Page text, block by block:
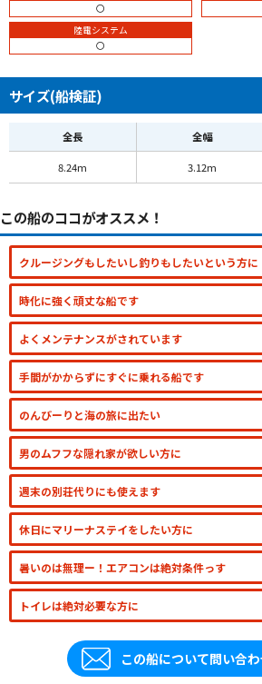
〇
陸電システム
〇
サイズ(船検証)
全長 全幅
8.24m 3.12m
この船のココがオススメ！
クルージングもしたいし釣りもしたいという方に
時化に強く頑丈な船です
よくメンテナンスがされています
手間がかからずにすぐに乗れる船です
のんびーりと海の旅に出たい
男のムフフな隠れ家が欲しい方に
週末の別荘代りにも使えます
休日にマリーナステイをしたい方に
暑いのは無理ー！エアコンは絶対条件っす
トイレは絶対必要な方に
この船について問い合